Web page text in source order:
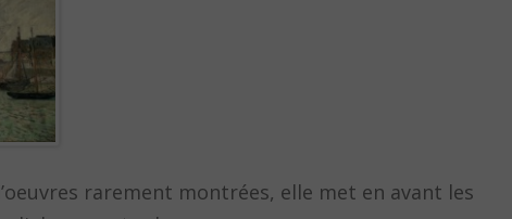
rarement montrées, elle met en avant les